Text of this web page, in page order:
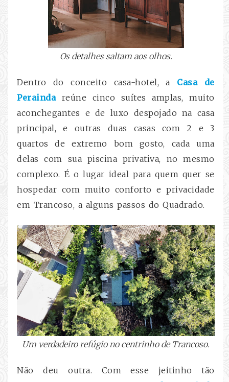
Os detalhes saltam aos olhos.
Dentro do conceito casa-hotel, a Casa de
Perainda reúne cinco suítes amplas, muito
aconchegantes e de luxo despojado na casa
principal, e outras duas casas com 2 e 3
quartos de extremo bom gosto, cada uma
delas com sua piscina privativa, no mesmo
complexo. É o lugar ideal para quem quer se
hospedar com muito conforto e privacidade
em Trancoso, a alguns passos do Quadrado.
Um verdadeiro refúgio no centrinho de Trancoso.
Não deu outra. Com esse jeitinho tão